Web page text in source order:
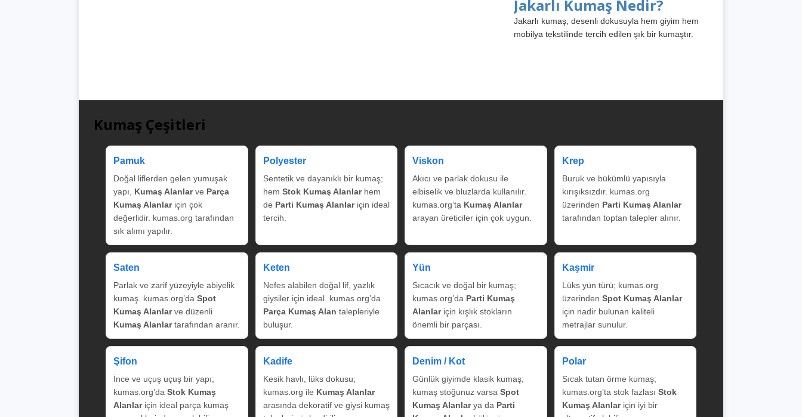
Jakarlı Kumaş Nedir?
Jakarlı kumaş, desenli dokusuyla hem giyim hem
mobilya tekstilinde tercih edilen şık bir kumaştır.
Kumaş Çeşitleri
Pamuk
Doğal liflerden gelen yumuşak
yapı, Kumaş Alanlarve Parça
Kumaş Alanlariçin çok
değerlidir. kumas.org tarafından
sık alımı yapılır.
Polyester
Sentetik ve dayanıklı bir kumaş;
hem Stok Kumaş Alanlarhem
de Parti Kumaş Alanlariçin ideal
tercih.
Viskon
Akıcı ve parlak dokusu ile
elbiselik ve bluzlarda kullanılır.
kumas.org’ta Kumaş Alanlar
arayan üreticiler için çok uygun.
Krep
Buruk ve bükümlü yapısıyla
kırışıksızdır. kumas.org
üzerinden Parti Kumaş Alanlar
tarafından toptan talepler alınır.
Saten
Parlak ve zarif yüzeyiyle abiyelik
kumaş. kumas.org’da Spot
Kumaş Alanlarve düzenli
Kumaş Alanlartarafından aranır.
Keten
Nefes alabilen doğal lif, yazlık
giysiler için ideal. kumas.org’da
Parça Kumaş Alan talepleriyle
buluşur.
Yün
Sıcacık ve doğal bir kumaş;
kumas.org’da Parti Kumaş
Alanlariçin kışlık stokların
önemli bir parçası.
Kaşmir
Lüks yün türü; kumas.org
üzerinden Spot Kumaş Alanlar
için nadir bulunan kaliteli
metrajlar sunulur.
Şifon
İnce ve uçuş uçuş bir yapı;
kumas.org’da Stok Kumaş
Alanlariçin ideal parça kumaş
Kadife
Kesik havlı, lüks dokusu;
kumas.org ile Kumaş Alanlar
arasında dekoratif ve giysi kumaş
Denim / Kot
Günlük giyimde klasik kumaş;
kumaş stoğunuz varsa Spot
Kumaş Alanlarya da Parti
Polar
Sıcak tutan örme kumaş;
kumas.org’ta stok fazlası Stok
Kumaş Alanlariçin iyi bir